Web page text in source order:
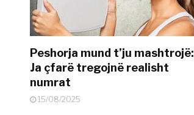
Peshorja mund t’ju mashtrojë:
Ja çfarë tregojnë realisht
numrat
15/08/2025